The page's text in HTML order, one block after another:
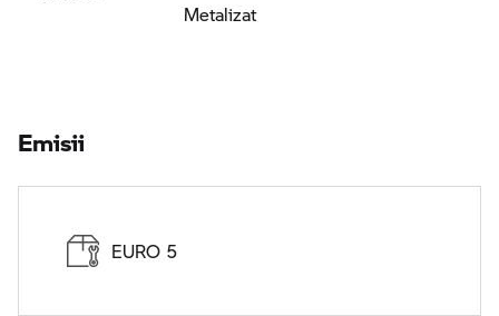
Metalizat
Emisii
EURO 5